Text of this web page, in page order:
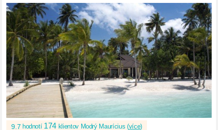
9.7 hodnotí 174 klientov Modrý Maurícius (více)